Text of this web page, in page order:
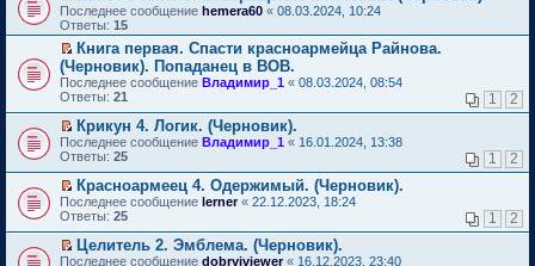
б
щ
е
н
и
ю
м
у
с
о
о
б
щ
н
и
ю
ч
и
т
а
н
н
о
у
с
о
о
б
щ
е
н
и
ю
е
п
р
о
ч
и
т
а
н
н
о
м
у
с
о
о
б
щ
е
м
у
н
е
п
р
о
ч
и
т
а
н
н
о
м
у
с
о
е
р
в
о
м
у
н
е
п
р
о
и
т
а
н
н
о
т
и
к
п
е
р
в
м
у
н
е
п
р
о
ч
и
т
П
е
р
е
й
т
и
п
е
р
в
о
м
у
н
е
п
Последнее сообщение hemera60 « 08.03.2024, 10:24
Ответы: 15
П
е
р
е
й
т
и
к
п
е
р
в
о
м
у
Книга первая. Спасти красноармейца Райнова.
(Черновик). Попаданец в ВОВ.
Последнее сообщение Владимир_1 « 08.03.2024, 08:54
Ответы: 21 1 2
П
е
е
й
т
и
к
п
Крикун 4. Логик. (Черновик).
Последнее сообщение Владимир_1 « 16.01.2024, 13:38
Ответы: 25 1 2
П
е
е
й
Красноармеец 4. Одержимый. (Черновик).
Последнее сообщение lerner« 22.12.2023, 18:24
Ответы: 25 1 2
П
Целитель 2. Эмблема. (Черновик).
Последнее сообщение dobryiviewer« 16.12.2023, 23:40